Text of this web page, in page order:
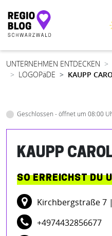
Hauptnavigation
UNTERNEHMEN ENTDECKEN
LOGOPäDE
KAUPP
Geschlossen - öffnet um 08:00
KAUPP
SO ERREICHST DU
Kirchbergstraße 7
+4974432856677